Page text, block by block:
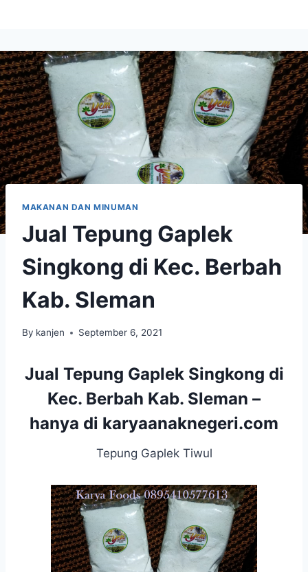
MAKANAN DAN MINUMAN
Jual Tepung Gaplek
Singkong di Kec. Berbah
Kab. Sleman
By kanjen September 6, 2021
Jual Tepung Gaplek Singkong di
Kec. Berbah Kab. Sleman –
hanya di karyaanaknegeri.com
Tepung Gaplek Tiwul